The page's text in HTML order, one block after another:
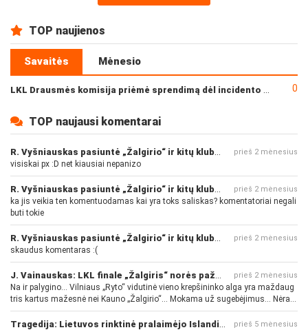
TOP naujienos
Savaitės Mėnesio
0
TOP naujausi komentarai
R. Vyšniauskas pasiuntė „Žalgirio“ ir kitų klubų fanus prieš 2 mėnesius
visiskai px :D net kiausiai nepanizo
R. Vyšniauskas pasiuntė „Žalgirio“ ir kitų klubų fanus prieš 2 mėnesius
ka jis veikia ten komentuodamas kai yra toks saliskas? komentatoriai negali
buti tokie
R. Vyšniauskas pasiuntė „Žalgirio“ ir kitų klubų fanus prieš 2 mėnesius
skaudus komentaras :(
J. Vainauskas: LKL finale „Žalgiris“ norės pažeminti „Rytą“ prieš 2 mėnesius
Na ir palygino... Vilniaus „Ryto“ vidutinė vieno krepšininko alga yra maždaug
tris kartus mažesnė nei Kauno „Žalgirio“... Mokama už sugebėjimus... Nėra
pinigų - nėra gerų žaidėjų...
Tragedija: Lietuvos rinktinė pralaimėjo Islandijai prieš 5 mėnesius